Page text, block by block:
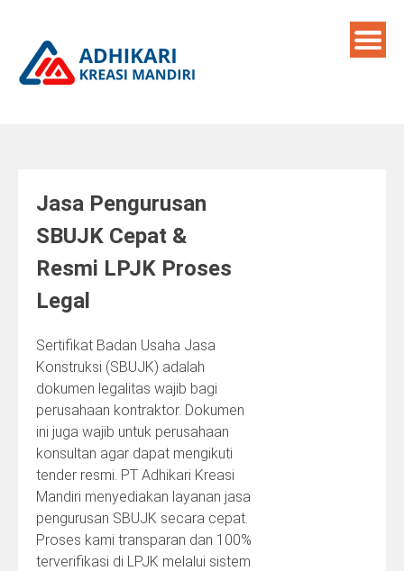
content
Jasa Pengurusan
SBUJK Cepat &
Resmi LPJK Proses
Legal
Sertifikat Badan Usaha Jasa
Konstruksi (SBUJK) adalah
dokumen legalitas wajib bagi
perusahaan kontraktor. Dokumen
ini juga wajib untuk perusahaan
konsultan agar dapat mengikuti
tender resmi. PT Adhikari Kreasi
Mandiri menyediakan layanan jasa
pengurusan SBUJK secara cepat.
Proses kami transparan dan 100%
terverifikasi di LPJK melalui sistem